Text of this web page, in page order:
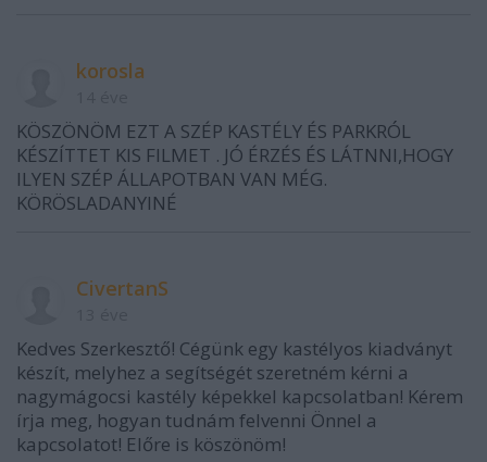
korosla
KÖSZÖNÖM EZT A SZÉP KASTÉLY ÉS PARKRÓL
KÉSZÍTTET KIS FILMET . JÓ ÉRZÉS ÉS LÁTNNI,HOGY
ILYEN SZÉP ÁLLAPOTBAN VAN MÉG.
KÖRÖSLADANYINÉ
CivertanS
Kedves Szerkesztő! Cégünk egy kastélyos kiadványt
készít, melyhez a segítségét szeretném kérni a
nagymágocsi kastély képekkel kapcsolatban! Kérem
írja meg, hogyan tudnám felvenni Önnel a
kapcsolatot! Előre is köszönöm!